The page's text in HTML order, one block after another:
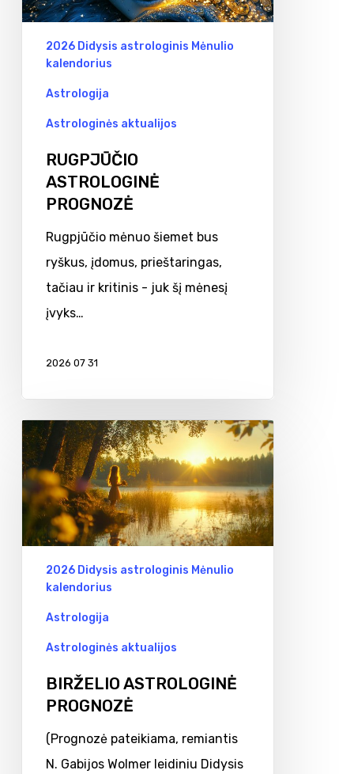
2026 Didysis astrologinis Mėnulio
kalendorius
Astrologija
Astrologinės aktualijos
RUGPJŪČIO
ASTROLOGINĖ
PROGNOZĖ
Rugpjūčio mėnuo šiemet bus
ryškus, įdomus, prieštaringas,
tačiau ir kritinis - juk šį mėnesį
įvyks…
2026 07 31
BIRŽELIO
ASTROLOGINĖ
PROGNOZĖ
2026 Didysis astrologinis Mėnulio
kalendorius
Astrologija
Astrologinės aktualijos
BIRŽELIO ASTROLOGINĖ
PROGNOZĖ
(Prognozė pateikiama, remiantis
N. Gabijos Wolmer leidiniu Didysis